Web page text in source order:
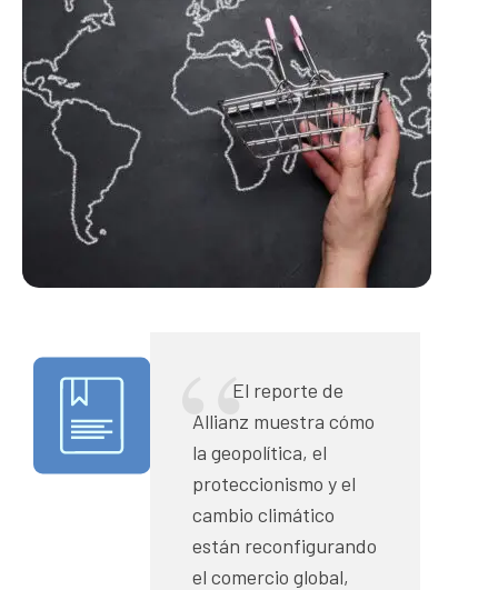
El reporte de
Allianz muestra cómo
la geopolítica, el
proteccionismo y el
cambio climático
están reconfigurando
el comercio global,